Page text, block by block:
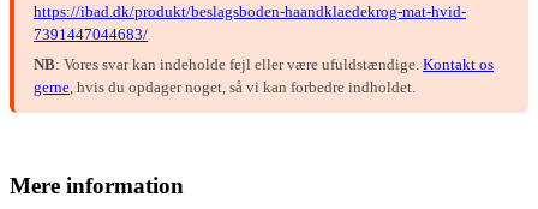
https://ibad.dk/produkt/beslagsboden-haandklaedekrog-mat-hvid-
7391447044683/
NB: Vores svar kan indeholde fejl eller være ufuldstændige. Kontakt os
gerne , hvis du opdager noget, så vi kan forbedre indholdet.
Mere information